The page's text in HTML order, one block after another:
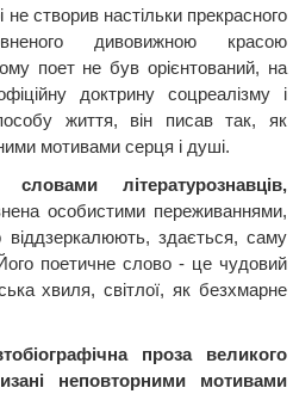
не створив настільки прекрасного
дивовижною красою
поет не був орієнтований, на
доктрину соцреалізму і
життя, він писав так, як
мотивами серця і душі.
літературознавців,
особистими переживаннями,
здається, саму
поетичне слово - це чудовий
хвиля, світлої, як безхмарне
проза великого
неповторними мотивами